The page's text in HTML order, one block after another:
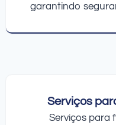
garantindo
Serviços
Serviços para